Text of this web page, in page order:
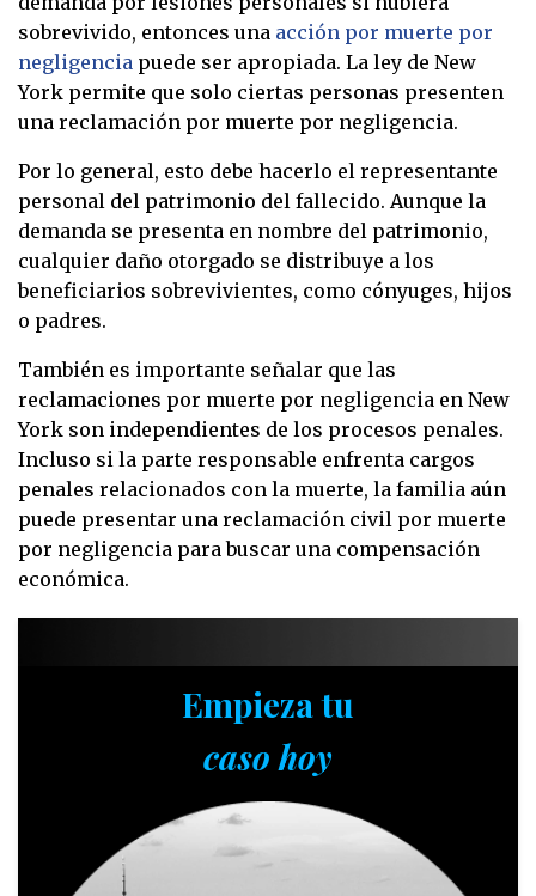
sobrevivido, entonces una acción por muerte por
negligencia puede ser apropiada. La ley de New
York permite que solo ciertas personas presenten
una reclamación por muerte por negligencia.
Por lo general, esto debe hacerlo el representante
personal del patrimonio del fallecido. Aunque la
demanda se presenta en nombre del patrimonio,
cualquier daño otorgado se distribuye a los
beneficiarios sobrevivientes, como cónyuges, hijos
o padres.
También es importante señalar que las
reclamaciones por muerte por negligencia en New
York son independientes de los procesos penales.
Incluso si la parte responsable enfrenta cargos
penales relacionados con la muerte, la familia aún
puede presentar una reclamación civil por muerte
por negligencia para buscar una compensación
económica.
Empieza tu
caso hoy